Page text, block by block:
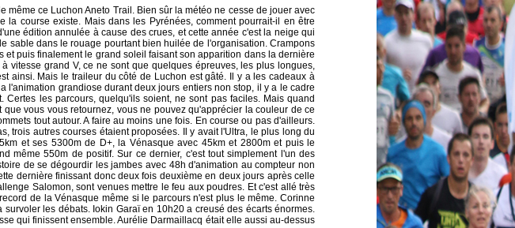
même ce Luchon Aneto Trail. Bien sûr la météo ne cesse de jouer avec
la course existe. Mais dans les Pyrénées, comment pourrait-il en être
édition annulée à cause des crues, et cette année c'est la neige qui
sable dans le rouage pourtant bien huilée de l'organisation. Crampons
et puis finalement le grand soleil faisant son apparition dans la dernière
vitesse grand V, ce ne sont que quelques épreuves, les plus longues,
ainsi. Mais le traileur du côté de Luchon est gâté. Il y a les cadeaux à
l'animation grandiose durant deux jours entiers non stop, il y a le cadre
Certes les parcours, quelqu'ils soient, ne sont pas faciles. Mais quand
vous vous retournez, vous ne pouvez qu'apprécier la couleur de ce
tout autour. A faire au moins une fois. En course ou pas d'ailleurs.
trois autres courses étaient proposées. Il y avait l'Ultra, le plus long du
et ses 5300m de D+, la Vénasque avec 45km et 2800m et puis le
même 550m de positif. Sur ce dernier, c'est tout simplement l'un des
de se dégourdir les jambes avec 48h d'animation au compteur non
dernière finissant donc deux fois deuxième en deux jours après celle
Salomon, sont venues mettre le feu aux poudres. Et c'est allé très
de la Vénasque même si le parcours n'est plus le même. Corinne
les débats. Iokin Garaï en 10h20 a creusé des écarts énormes.
qui finissent ensemble. Aurélie Darmaillacq était elle aussi au-dessus